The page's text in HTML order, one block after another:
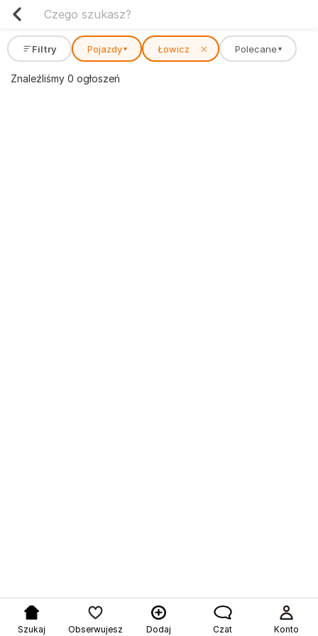
Filtry Pojazdy ▾ Łowicz ✕ Polecane ▾
Znaleźliśmy 0 ogłoszeń
Szukaj Obserwujesz Dodaj Czat Konto